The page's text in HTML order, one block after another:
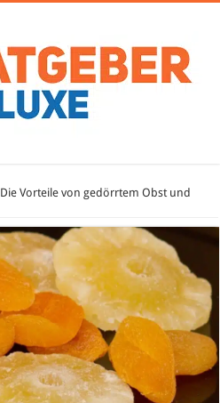
Die Vorteile von gedörrtem Obst und